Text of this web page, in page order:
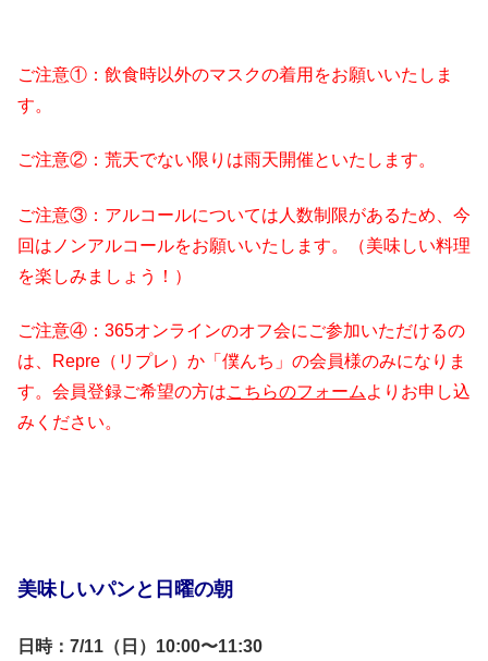
ご注意①：飲食時以外のマスクの着用をお願いいたしま
す。
ご注意②：荒天でない限りは雨天開催といたします。
ご注意③：アルコールについては人数制限があるため、今
回はノンアルコールをお願いいたします。（美味しい料理
を楽しみましょう！）
ご注意④：365オンラインのオフ会にご参加いただけるの
は、Repre（リプレ）か「僕んち」の会員様のみになりま
す。会員登録ご希望の方はこちらのフォーム よりお申し込
みください。
美味しいパンと日曜の朝
日時：7/11（日）10:00〜11:30